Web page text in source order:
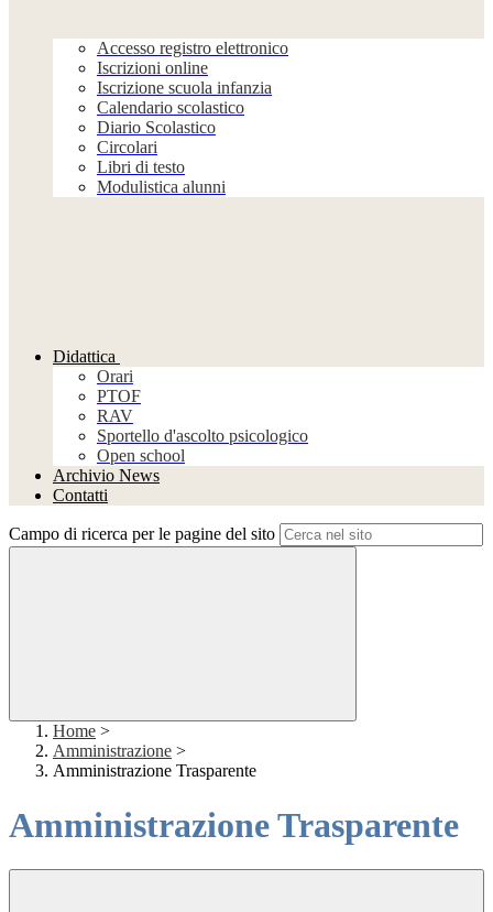
Accesso registro elettronico
Iscrizioni online
Iscrizione scuola infanzia
Calendario scolastico
Diario Scolastico
Circolari
Libri di testo
Modulistica alunni
Didattica
Orari
PTOF
RAV
Sportello d'ascolto psicologico
Open school
Archivio News
Contatti
Campo di ricerca per le pagine del sito
Home >
Amministrazione >
Amministrazione Trasparente
Amministrazione Trasparente